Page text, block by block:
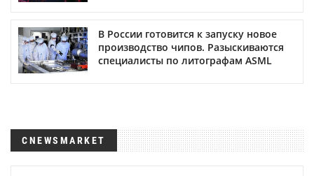
В России готовится к запуску новое
производство чипов. Разыскиваются
специалисты по литографам ASML
CNEWSMARKET